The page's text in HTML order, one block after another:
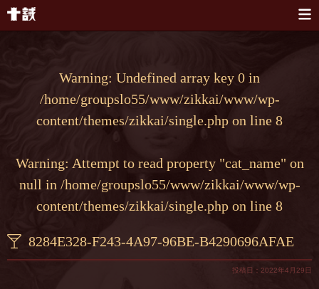
Warning: Undefined array key 0 in
/home/groupslo55/www/zikkai/www/wp-
content/themes/zikkai/single.php on line 8
Warning: Attempt to read property "cat_name" on
null in /home/groupslo55/www/zikkai/www/wp-
content/themes/zikkai/single.php on line 8
8284E328-F243-4A97-96BE-B4290696AFAE
投稿日：2022年4月29日